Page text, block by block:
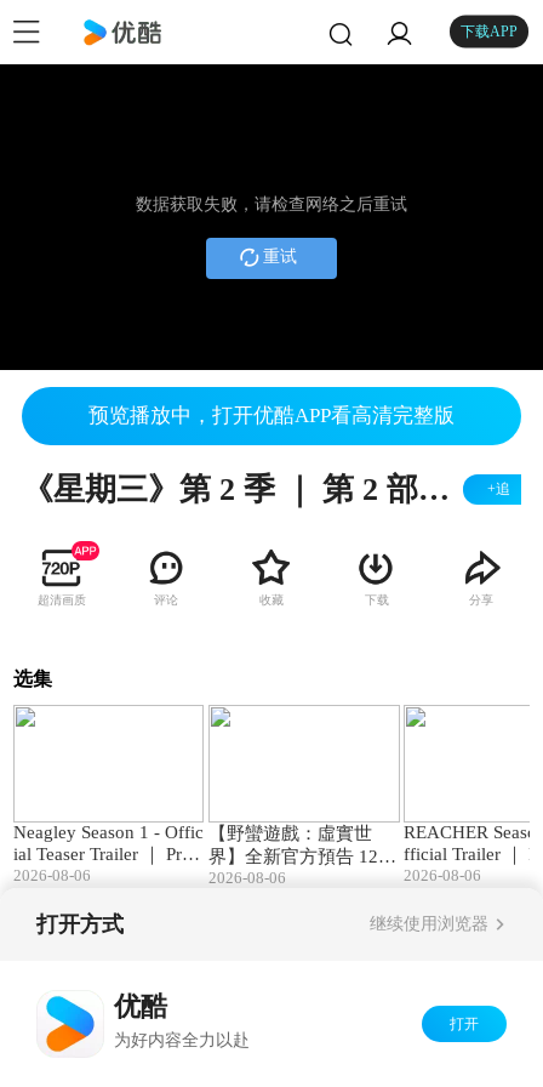
下载APP
数据获取失败，请检查网络之后重试
重试
预览播放中，打开优酷APP看高清完整版
《星期三》第 2 季 ｜ 第 2 部正式預告 ｜ Netflix +追
超清画质 评论 收藏 下载 分享
选集
Neagley Season 1 - Offic
ial Teaser Trailer ｜ Prim
e Video
2026-08-06
【野蠻遊戲：虛實世
界】全新官方預告 12.2
3 (三) 聖誕跨年娛樂首
2026-08-06
REACHER
fficial Trailer ｜
deo
2026-08-06
打开方式 继续使用浏览器
优酷
为好内容全力以赴
打开